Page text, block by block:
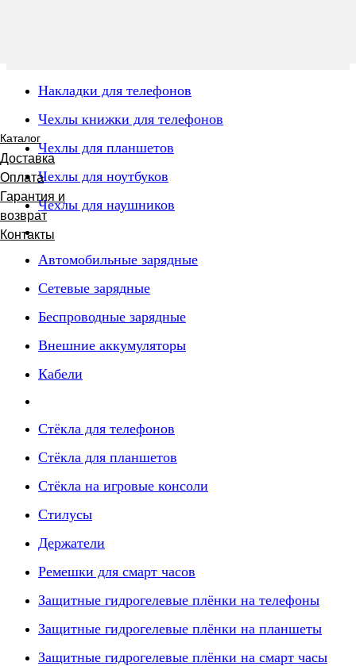
Каталог
Доставка
Оплата
Гарантия и
возврат
Контакты
Накладки для телефонов
Чехлы книжки для телефонов
Чехлы для планшетов
Чехлы для ноутбуков
Чехлы для наушников
Автомобильные зарядные
Сетевые зарядные
Беспроводные зарядные
Внешние аккумуляторы
Кабели
Стёкла для телефонов
Стёкла для планшетов
Стёкла на игровые консоли
Стилусы
Держатели
Ремешки для смарт часов
Защитные гидрогелевые плёнки на телефоны
Защитные гидрогелевые плёнки на планшеты
Защитные гидрогелевые плёнки на смарт часы